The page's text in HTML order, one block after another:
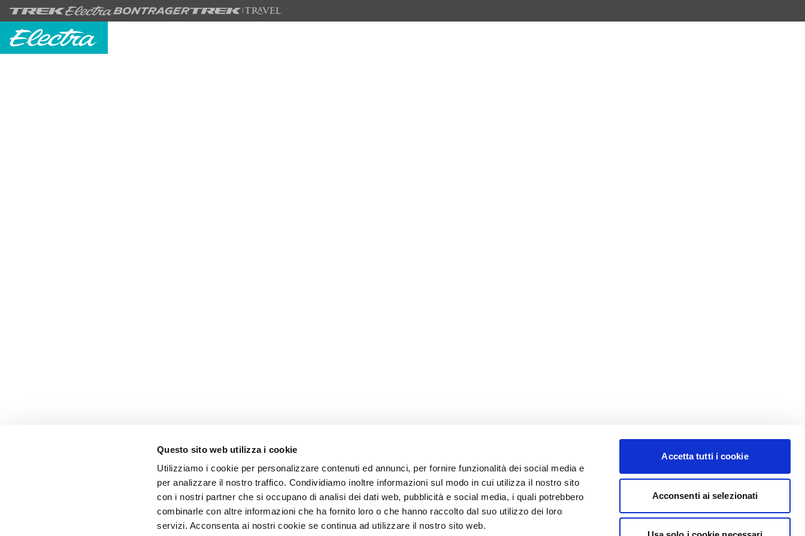
Questo sito web utilizza i cookie
Utilizziamo i cookie per personalizzare contenuti ed annunci, per fornire funzionalità dei social media e
per analizzare il nostro traffico. Condividiamo inoltre informazioni sul modo in cui utilizza il nostro sito
con i nostri partner che si occupano di analisi dei dati web, pubblicità e social media, i quali potrebbero
combinarle con altre informazioni che ha fornito loro o che hanno raccolto dal suo utilizzo dei loro
servizi. Acconsenta ai nostri cookie se continua ad utilizzare il nostro sito web.
Accetta tutti i cookie
Acconsenti ai selezionati